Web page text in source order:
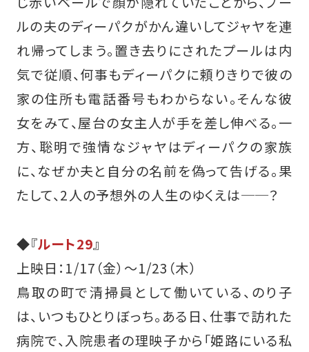
ルの夫のディーパクがかん違いしてジャヤを連
れ帰ってしまう。置き去りにされたプールは内
気で従順、何事もディーパクに頼りきりで彼の
家の住所も電話番号もわからない。そんな彼
女をみて、屋台の女主人が手を差し伸べる。一
方、聡明で強情なジャヤはディーパクの家族
に、なぜか夫と自分の名前を偽って告げる。果
たして、2人の予想外の人生のゆくえは──？
◆『ルート29』
上映日：1/17（金）～1/23（木）
鳥取の町で清掃員として働いている、のり子
は、いつもひとりぼっち。ある日、仕事で訪れた
病院で、入院患者の理映子から「姫路にいる私